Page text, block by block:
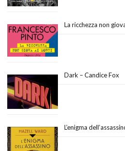
La ricchezza non
Dark – Candice Fox
L’enigma